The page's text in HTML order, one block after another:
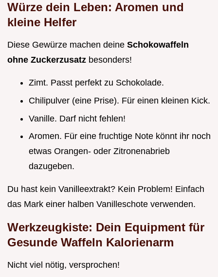
Würze dein Leben: Aromen und
kleine Helfer
Diese Gewürze machen deine Schokowaffeln
ohne Zuckerzusatz besonders!
Zimt. Passt perfekt zu Schokolade.
Chilipulver (eine Prise). Für einen kleinen Kick.
Vanille. Darf nicht fehlen!
Aromen. Für eine fruchtige Note könnt ihr noch
etwas Orangen- oder Zitronenabrieb
dazugeben.
Du hast kein Vanilleextrakt? Kein Problem! Einfach
das Mark einer halben Vanilleschote verwenden.
Werkzeugkiste: Dein Equipment für
Gesunde Waffeln Kalorienarm
Nicht viel nötig, versprochen!